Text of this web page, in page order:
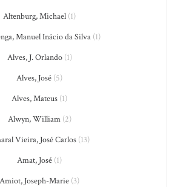
Altenburg, Michael (1)
Manuel Inácio da Silva(1)
Alves, J. Orlando(1)
Alves, José (5)
Alves, Mateus (1)
Alwyn, William(2)
Vieira, José Carlos (13)
Amat, José (1)
Amiot, Joseph-Marie (3)